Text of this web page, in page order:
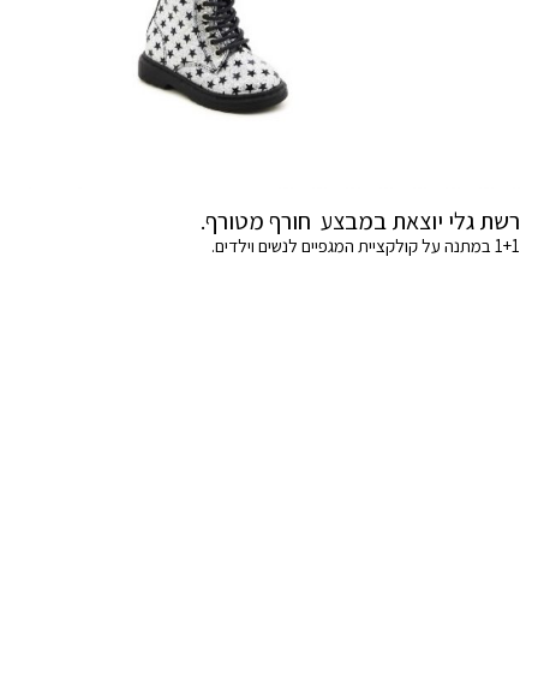
רשת גלי יוצאת במבצע חורף מטורף.
1+1 במתנה על קולקציית המגפיים לנשים וילדים.